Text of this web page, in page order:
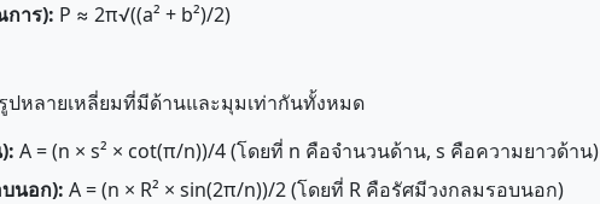
การ): P ≈ 2π√((a² + b²)/2)
ปหลายเหลี่ยมที่มีด้านและมุมเท่ากันทั้งหมด
A = (n × s² × cot(π/n))/4 (โดยที่ n คือจำนวนด้าน, s คือความยาวด้าน)
นอก): A = (n × R² × sin(2π/n))/2 (โดยที่ R คือรัศมีวงกลมรอบนอก)